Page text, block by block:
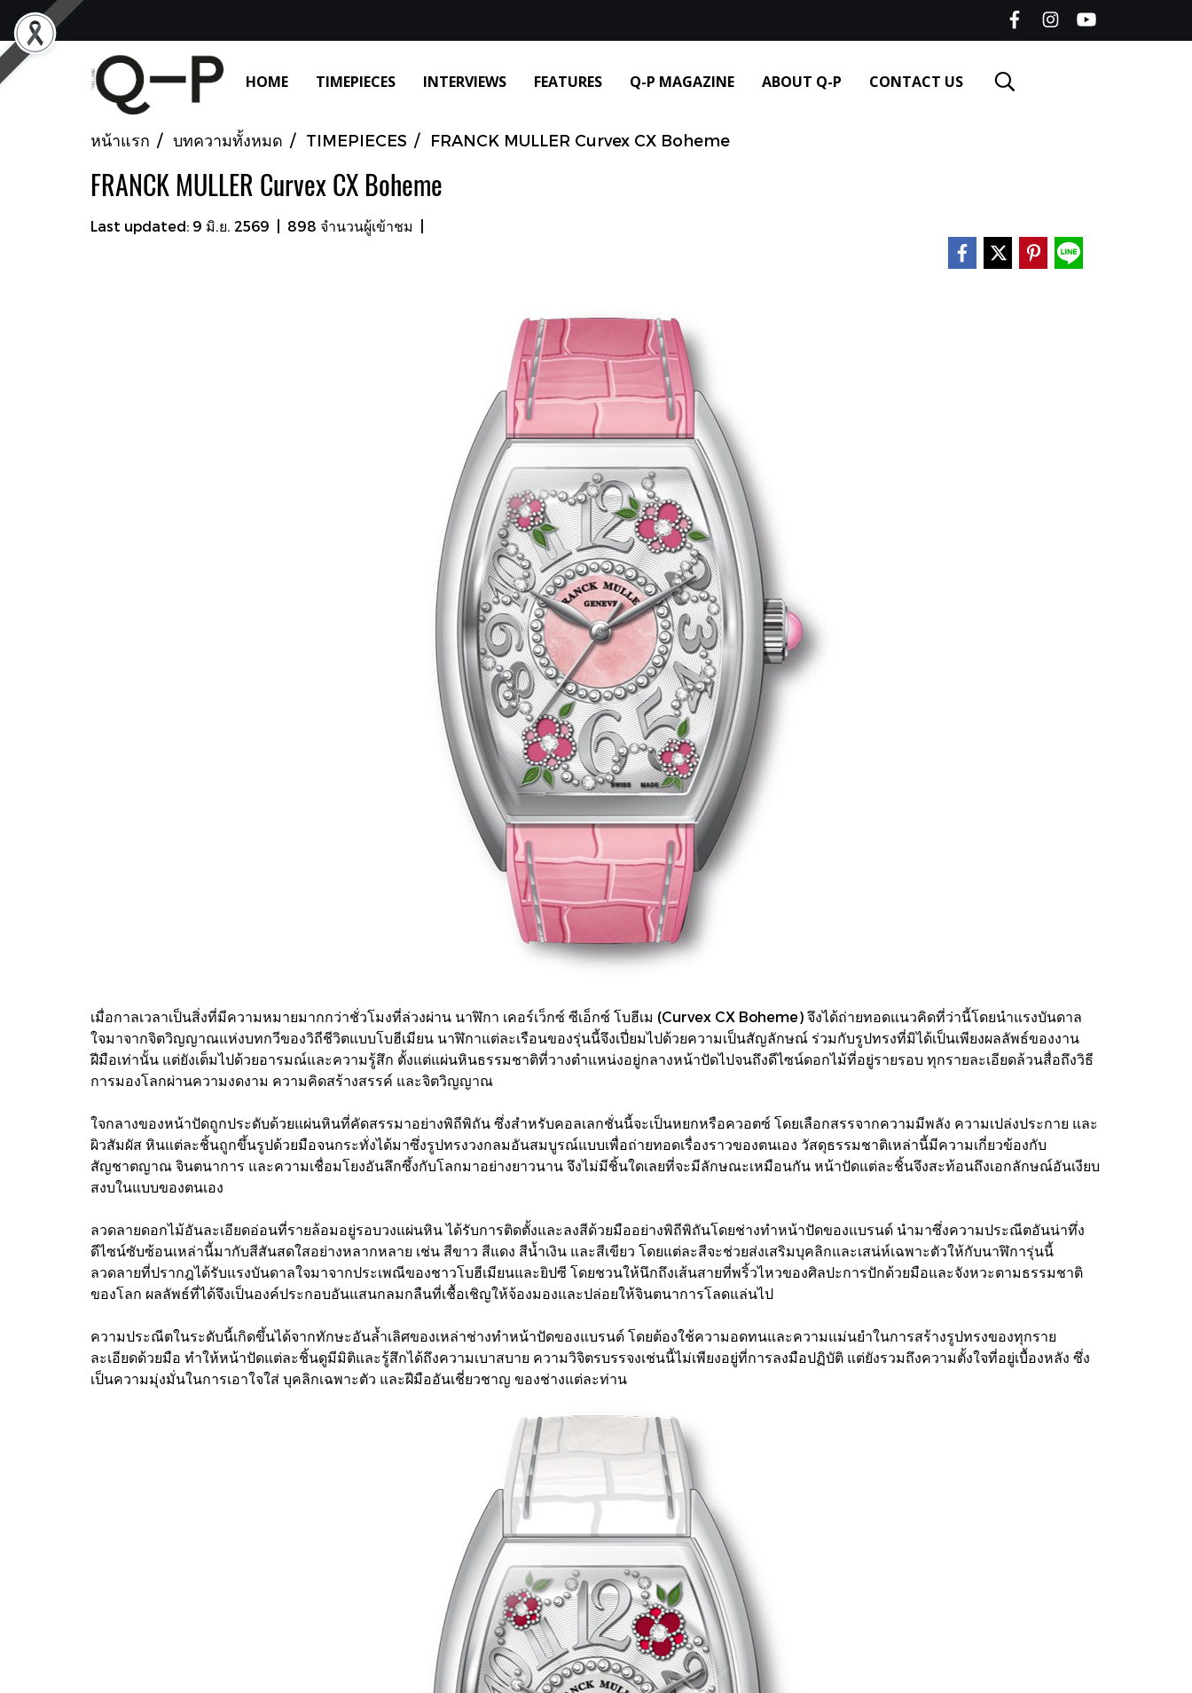
HOME TIMEPIECES INTERVIEWS FEATURES Q-P MAGAZINE ABOUT Q-P CONTACT US
หน้าแรก บทความทั้งหมด TIMEPIECES FRANCK MULLER Curvex CX Boheme
FRANCK MULLER Curvex CX Boheme
Last updated: 9 มิ.ย. 2569 898 จำนวนผู้เข้าชม
เมื่อกาลเวลาเป็นสิ่งที่มีความหมายมากกว่าชั่วโมงที่ล่วงผ่าน นาฬิกา เคอร์เว็กซ์ ซีเอ็กซ์ โบฮีเม (Curvex CX Boheme) จึงได้ถ่ายทอดแนวคิดที่ว่านี้โดยนำแรงบันดาล
ใจมาจากจิตวิญญาณแห่งบทกวีของวิถีชีวิตแบบโบฮีเมียน นาฬิกาแต่ละเรือนของรุ่นนี้จึงเปี่ยมไปด้วยความเป็นสัญลักษณ์ ร่วมกับรูปทรงที่มิได้เป็นเพียงผลลัพธ์ของงาน
ฝีมือเท่านั้น แต่ยังเต็มไปด้วยอารมณ์และความรู้สึก ตั้งแต่แผ่นหินธรรมชาติที่วางตำแหน่งอยู่กลางหน้าปัดไปจนถึงดีไซน์ดอกไม้ที่อยู่รายรอบ ทุกรายละเอียดล้วนสื่อถึงวิธี
การมองโลกผ่านความงดงาม ความคิดสร้างสรรค์ และจิตวิญญาณ
ใจกลางของหน้าปัดถูกประดับด้วยแผ่นหินที่คัดสรรมาอย่างพิถีพิถัน ซึ่งสำหรับคอลเลกชั่นนี้จะเป็นหยกหรือควอตซ์ โดยเลือกสรรจากความมีพลัง ความเปล่งประกาย และ
ผิวสัมผัส หินแต่ละชิ้นถูกขึ้นรูปด้วยมือจนกระทั่งได้มาซึ่งรูปทรงวงกลมอันสมบูรณ์แบบเพื่อถ่ายทอดเรื่องราวของตนเอง วัสดุธรรมชาติเหล่านี้มีความเกี่ยวข้องกับ
สัญชาตญาณ จินตนาการ และความเชื่อมโยงอันลึกซึ้งกับโลกมาอย่างยาวนาน จึงไม่มีชิ้นใดเลยที่จะมีลักษณะเหมือนกัน หน้าปัดแต่ละชิ้นจึงสะท้อนถึงเอกลักษณ์อันเงียบ
สงบในแบบของตนเอง
ลวดลายดอกไม้อันละเอียดอ่อนที่รายล้อมอยู่รอบวงแผ่นหิน ได้รับการติดตั้งและลงสีด้วยมืออย่างพิถีพิถันโดยช่างทำหน้าปัดของแบรนด์ นำมาซึ่งความประณีตอันน่าทึ่ง
ดีไซน์ซับซ้อนเหล่านี้มากับสีสันสดใสอย่างหลากหลาย เช่น สีขาว สีแดง สีน้ำเงิน และสีเขียว โดยแต่ละสีจะช่วยส่งเสริมบุคลิกและเสน่ห์เฉพาะตัวให้กับนาฬิการุ่นนี้
ลวดลายที่ปรากฎได้รับแรงบันดาลใจมาจากประเพณีของชาวโบฮีเมียนและยิปซี โดยชวนให้นึกถึงเส้นสายที่พริ้วไหวของศิลปะการปักด้วยมือและจังหวะตามธรรมชาติ
ของโลก ผลลัพธ์ที่ได้จึงเป็นองค์ประกอบอันแสนกลมกลืนที่เชื้อเชิญให้จ้องมองและปล่อยให้จินตนาการโลดแล่นไป
ความประณีตในระดับนี้เกิดขึ้นได้จากทักษะอันล้ำเลิศของเหล่าช่างทำหน้าปัดของแบรนด์ โดยต้องใช้ความอดทนและความแม่นยำในการสร้างรูปทรงของทุกราย
ละเอียดด้วยมือ ทำให้หน้าปัดแต่ละชิ้นดูมีมิติและรู้สึกได้ถึงความเบาสบาย ความวิจิตรบรรจงเช่นนี้ไม่เพียงอยู่ที่การลงมือปฏิบัติ แต่ยังรวมถึงความตั้งใจที่อยู่เบื้องหลัง ซึ่ง
เป็นความมุ่งมั่นในการเอาใจใส่ บุคลิกเฉพาะตัว และฝีมืออันเชี่ยวชาญ ของช่างแต่ละท่าน